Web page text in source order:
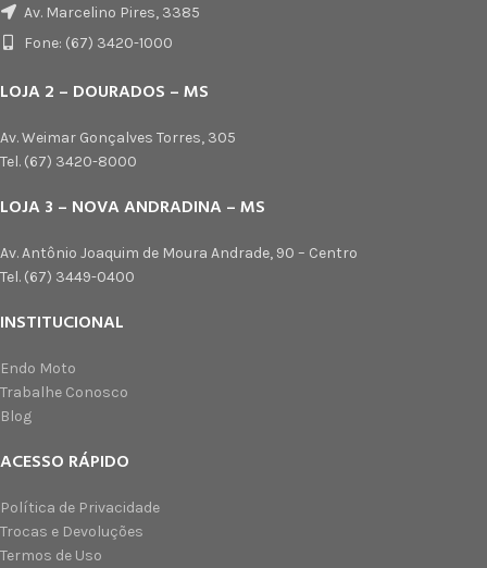
Av. Marcelino Pires, 3385
Fone: (67) 3420-1000
LOJA 2 – DOURADOS – MS
Av. Weimar Gonçalves Torres, 305
Tel. (67) 3420-8000
LOJA 3 – NOVA ANDRADINA – MS
Av. Antônio Joaquim de Moura Andrade, 90 – Centro
Tel. (67) 3449-0400
INSTITUCIONAL
Endo Moto
Trabalhe Conosco
Blog
ACESSO RÁPIDO
Política de Privacidade
Trocas e Devoluções
Termos de Uso